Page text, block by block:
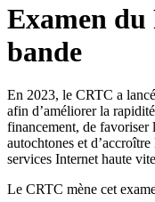
Examen
bande
En 2023, le CRTC a
afin d’améliorer la
financement, de favoriser
autochtones et
services Internet haute
Le CRTC mène cet